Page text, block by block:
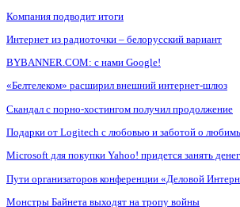
Компания подводит итоги
Интернет из радиоточки – белорусский вариант
BYBANNER.COM: c нами Google!
«Белтелеком» расширил внешний интернет-шлюз
Скандал с порно-хостингом получил продолжение
Подарки от Logitech с любовью и заботой о
Microsoft для покупки Yahoo! придется занять денег
Пути организаторов конференции «Деловой
Монстры Байнета выходят на тропу войны